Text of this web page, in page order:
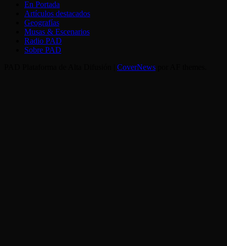
En Portada
Artículos destacados
Geografías
Musas & Escenarios
Radio PAD
Sobre PAD
CoverNews